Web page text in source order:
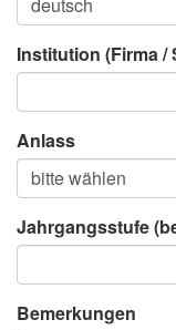
Institution (Firma /
Anlass
Jahrgangsstufe
Bemerkungen